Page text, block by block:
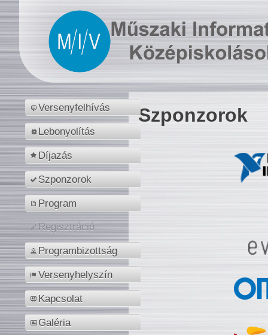
Versenyfelhívás
Lebonyolítás
Díjazás
Szponzorok
Program
Regisztráció
Programbizottság
Versenyhelyszín
Kapcsolat
Galéria
Szponzorok